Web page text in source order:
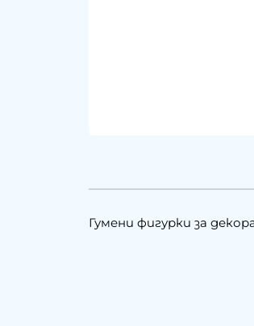
Гумени фигурки за